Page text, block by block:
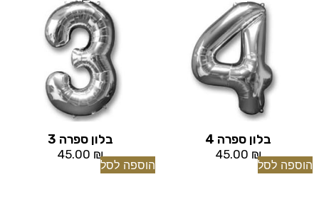
בלון ספרה 4
45.00 ₪
הוספה לסל
בלון ספרה 3
45.00 ₪
הוספה לסל